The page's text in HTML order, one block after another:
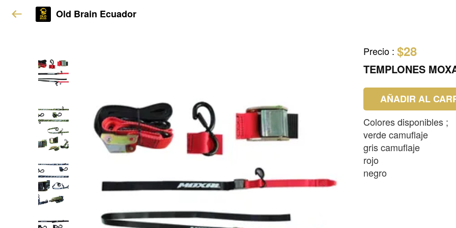
Old Brain Ecuador
Precio : $28
TEMPLONES
AÑADIR AL
Colores disponibles ;
verde camuflaje
gris camuflaje
rojo
negro